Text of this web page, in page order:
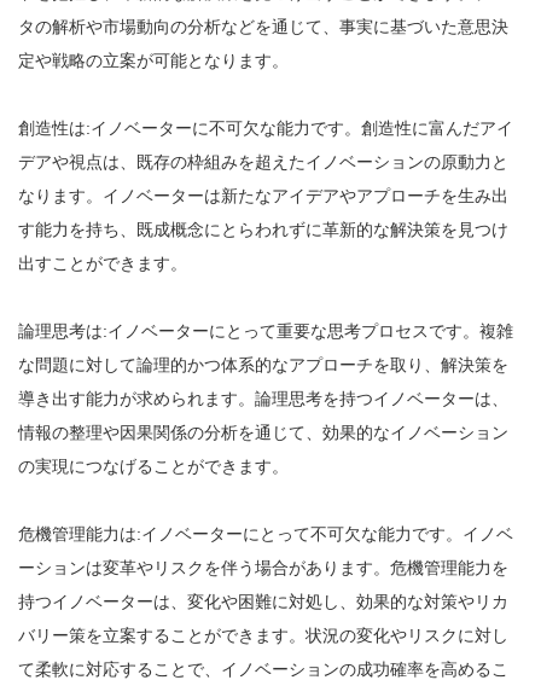
タの解析や市場動向の分析などを通じて、事実に基づいた意思決
定や戦略の立案が可能となります。
創造性は:イノベーターに不可欠な能力です。創造性に富んだアイ
デアや視点は、既存の枠組みを超えたイノベーションの原動力と
なります。イノベーターは新たなアイデアやアプローチを生み出
す能力を持ち、既成概念にとらわれずに革新的な解決策を見つけ
出すことができます。
論理思考は:イノベーターにとって重要な思考プロセスです。複雑
な問題に対して論理的かつ体系的なアプローチを取り、解決策を
導き出す能力が求められます。論理思考を持つイノベーターは、
情報の整理や因果関係の分析を通じて、効果的なイノベーション
の実現につなげることができます。
危機管理能力は:イノベーターにとって不可欠な能力です。イノベ
ーションは変革やリスクを伴う場合があります。危機管理能力を
持つイノベーターは、変化や困難に対処し、効果的な対策やリカ
バリー策を立案することができます。状況の変化やリスクに対し
て柔軟に対応することで、イノベーションの成功確率を高めるこ